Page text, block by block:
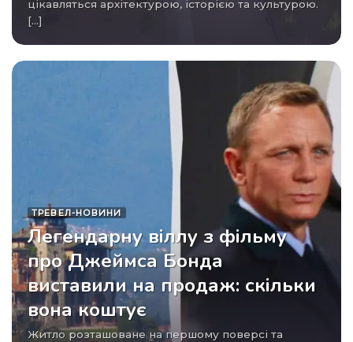
цікавляться архітектурою, історією та культурою.
[...]
ТРЕВЕЛ-НОВИНИ
Легендарну віллу з фільму
про Джеймса Бонда
виставили на продаж: скільки
вона коштує
Житло розташоване на першому поверсі та